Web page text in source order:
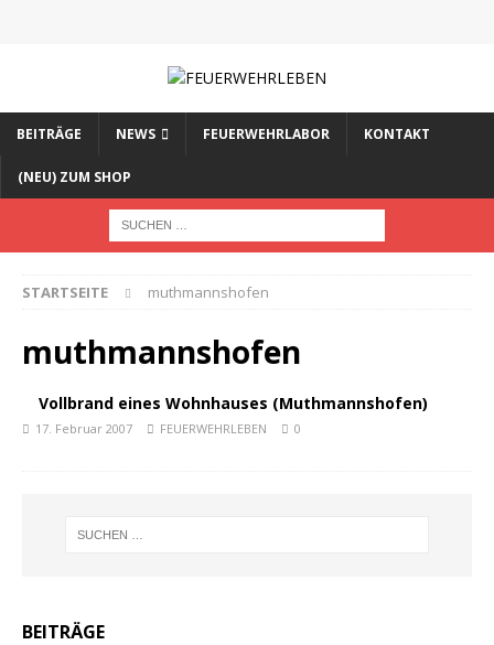
BEITRÄGE NEWS FEUERWEHRLABOR KONTAKT
(NEU) ZUM SHOP
STARTSEITE muthmannshofen
muthmannshofen
Vollbrand eines Wohnhauses (Muthmannshofen)
17. Februar 2007 FEUERWEHRLEBEN 0
BEITRÄGE